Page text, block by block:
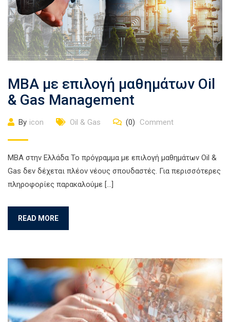
MBA με επιλογή μαθημάτων Oil
& Gas Management
By icon Oil & Gas (0) Comment
ΜΒΑ στην Ελλάδα Το πρόγραμμα με επιλογή μαθημάτων Oil &
Gas δεν δέχεται πλέον νέους σπουδαστές. Για περισσότερες
πληροφορίες παρακαλούμε […]
READ MORE